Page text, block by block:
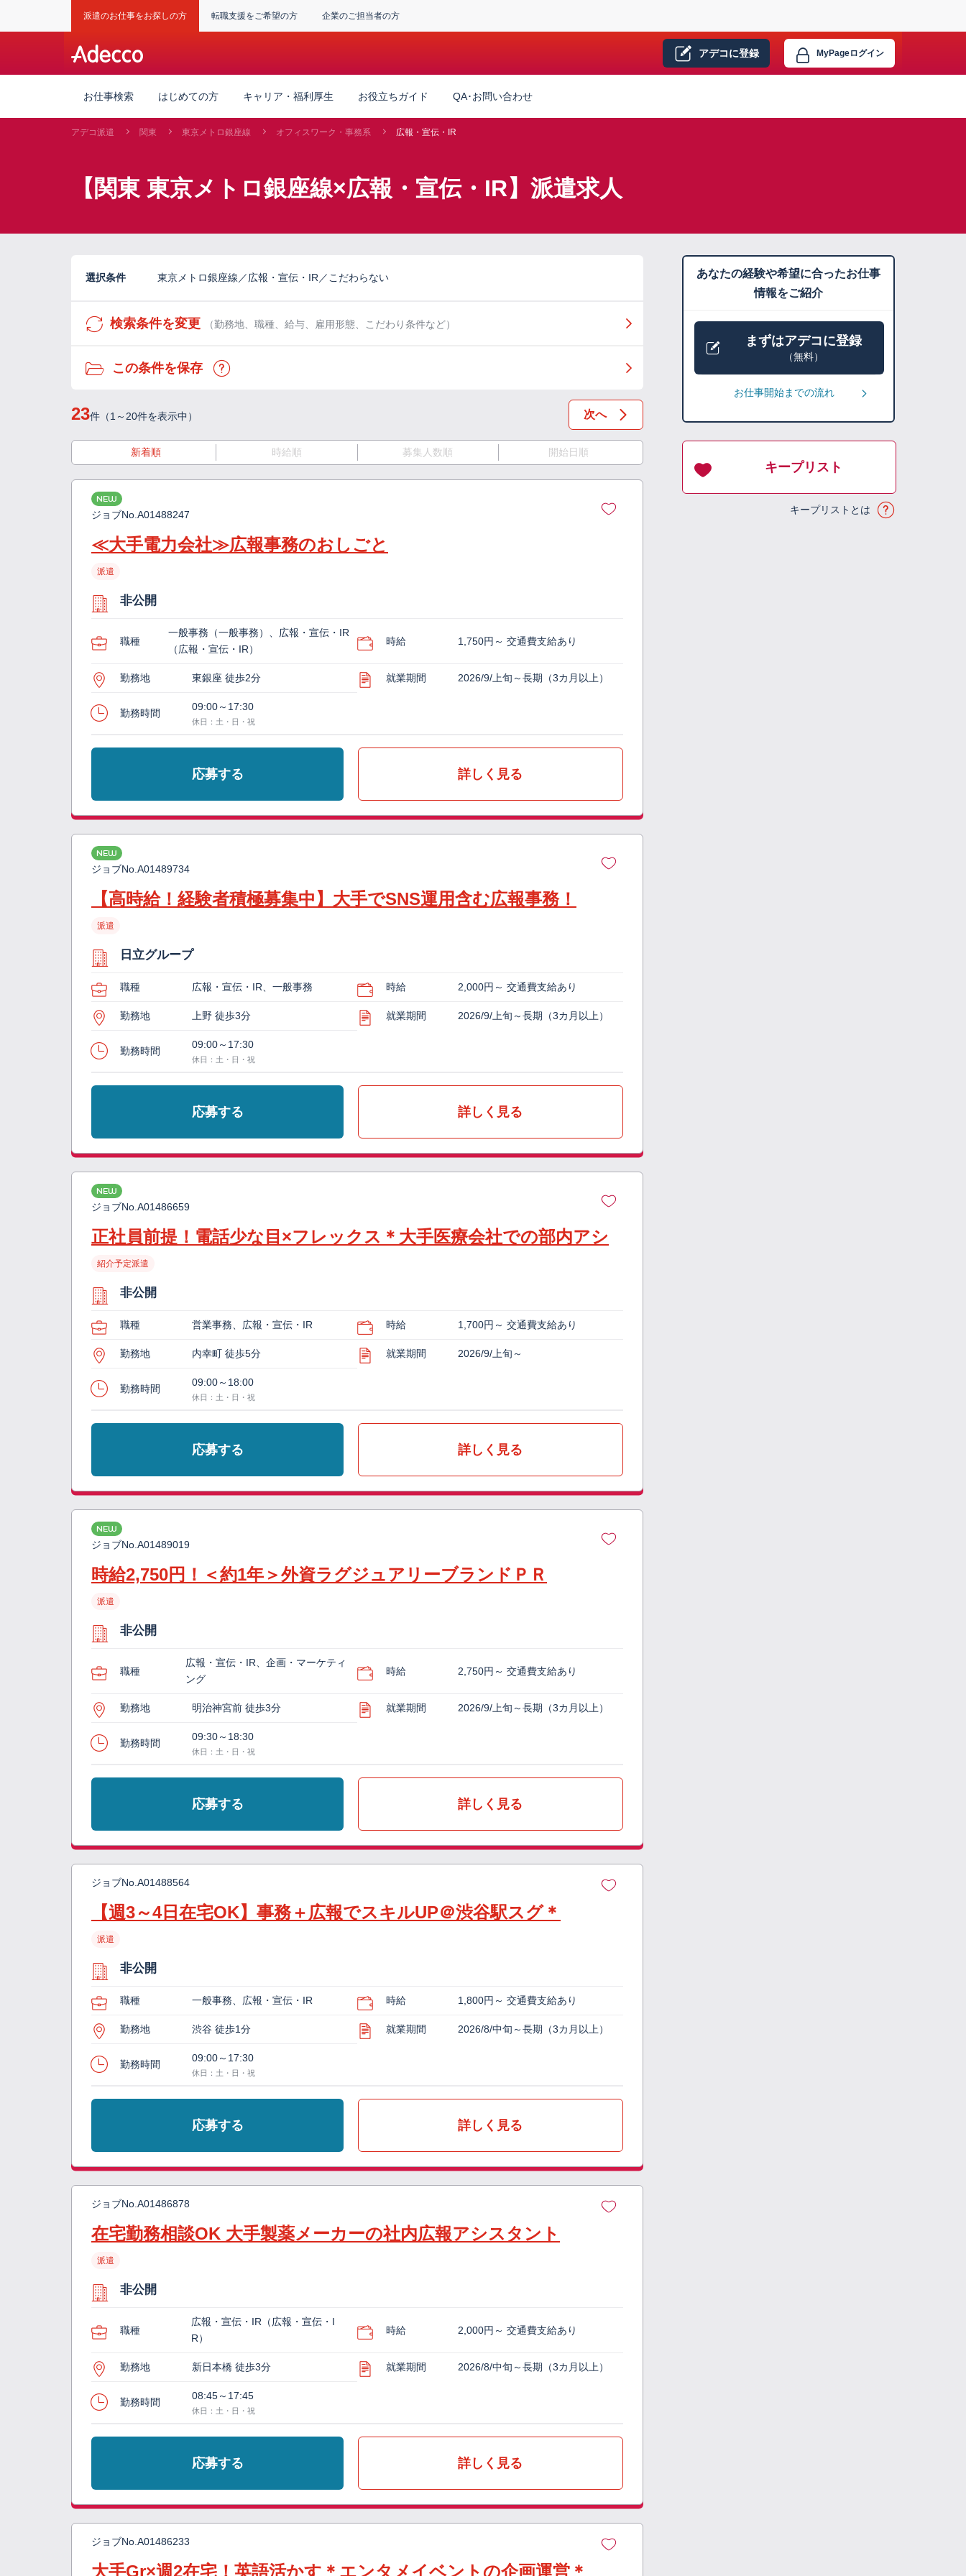
派遣のお仕事をお探しの方 転職支援をご希望の方 企業のご担当者の方
アデコに登録 MyPageログイン
お仕事検索 はじめての方 キャリア・福利厚生 お役立ちガイド QA･お問い合わせ
アデコ派遣 関東 東京メトロ銀座線 オフィスワーク・事務系 広報・宣伝・IR
【関東 東京メトロ銀座線×広報・宣伝・IR】派遣求人
選択条件 東京メトロ銀座線／広報・宣伝・IR／こだわらない
検索条件を変更 （勤務地、職種、給与、雇用形態、こだわり条件など）
この条件を保存
23件（1～20件を表示中） 次へ
新着順 時給順 募集人数順 開始日順
NEW
ジョブNo. A01488247
≪大手電力会社≫広報事務のおしごと
派遣
非公開
職種
一般事務（一般事務）、広報・宣伝・IR
（広報・宣伝・IR）
時給 1,750円～ 交通費支給あり
勤務地 東銀座 徒歩2分 就業期間 2026/9/上旬～長期（3カ月以上）
勤務時間
09:00～17:30
休日：土・日・祝
応募する 詳しく見る
NEW
ジョブNo. A01489734
【高時給！経験者積極募集中】大手でSNS運用含む広報事務！
派遣
日立グループ
職種 広報・宣伝・IR、一般事務 時給 2,000円～ 交通費支給あり
勤務地 上野 徒歩3分 就業期間 2026/9/上旬～長期（3カ月以上）
勤務時間
09:00～17:30
休日：土・日・祝
応募する 詳しく見る
NEW
ジョブNo. A01486659
正社員前提！電話少な目×フレックス＊大手医療会社での部内アシ
紹介予定派遣
非公開
職種 営業事務、広報・宣伝・IR 時給 1,700円～ 交通費支給あり
勤務地 内幸町 徒歩5分 就業期間 2026/9/上旬～
勤務時間
09:00～18:00
休日：土・日・祝
応募する 詳しく見る
NEW
ジョブNo. A01489019
時給2,750円！＜約1年＞外資ラグジュアリーブランドＰＲ
派遣
非公開
職種
広報・宣伝・IR、企画・マーケティ
ング
時給 2,750円～ 交通費支給あり
勤務地 明治神宮前 徒歩3分 就業期間 2026/9/上旬～長期（3カ月以上）
勤務時間
09:30～18:30
休日：土・日・祝
応募する 詳しく見る
ジョブNo. A01488564
【週3～4日在宅OK】事務＋広報でスキルUP＠渋谷駅スグ＊
派遣
非公開
職種 一般事務、広報・宣伝・IR 時給 1,800円～ 交通費支給あり
勤務地 渋谷 徒歩1分 就業期間 2026/8/中旬～長期（3カ月以上）
勤務時間
09:00～17:30
休日：土・日・祝
応募する 詳しく見る
ジョブNo. A01486878
在宅勤務相談OK 大手製薬メーカーの社内広報アシスタント
派遣
非公開
職種
広報・宣伝・IR（広報・宣伝・I
R）
時給 2,000円～ 交通費支給あり
勤務地 新日本橋 徒歩3分 就業期間 2026/8/中旬～長期（3カ月以上）
勤務時間
08:45～17:45
休日：土・日・祝
応募する 詳しく見る
ジョブNo. A01486233
大手Gr×週2在宅！英語活かす＊エンタメイベントの企画運営＊
あなたの経験や希望に合ったお仕事
情報をご紹介
まずはアデコに登録
（無料）
お仕事開始までの流れ
キープリスト
キープリストとは